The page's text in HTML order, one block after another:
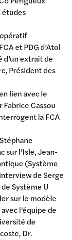
études
et PDG d’Atol
extrait de
Président des
lien avec le
Cassou
la FCA
sur l’Isle, Jean-
(Système
de Serge
Système U
sur le modèle
l’équipe de
de
Dr.